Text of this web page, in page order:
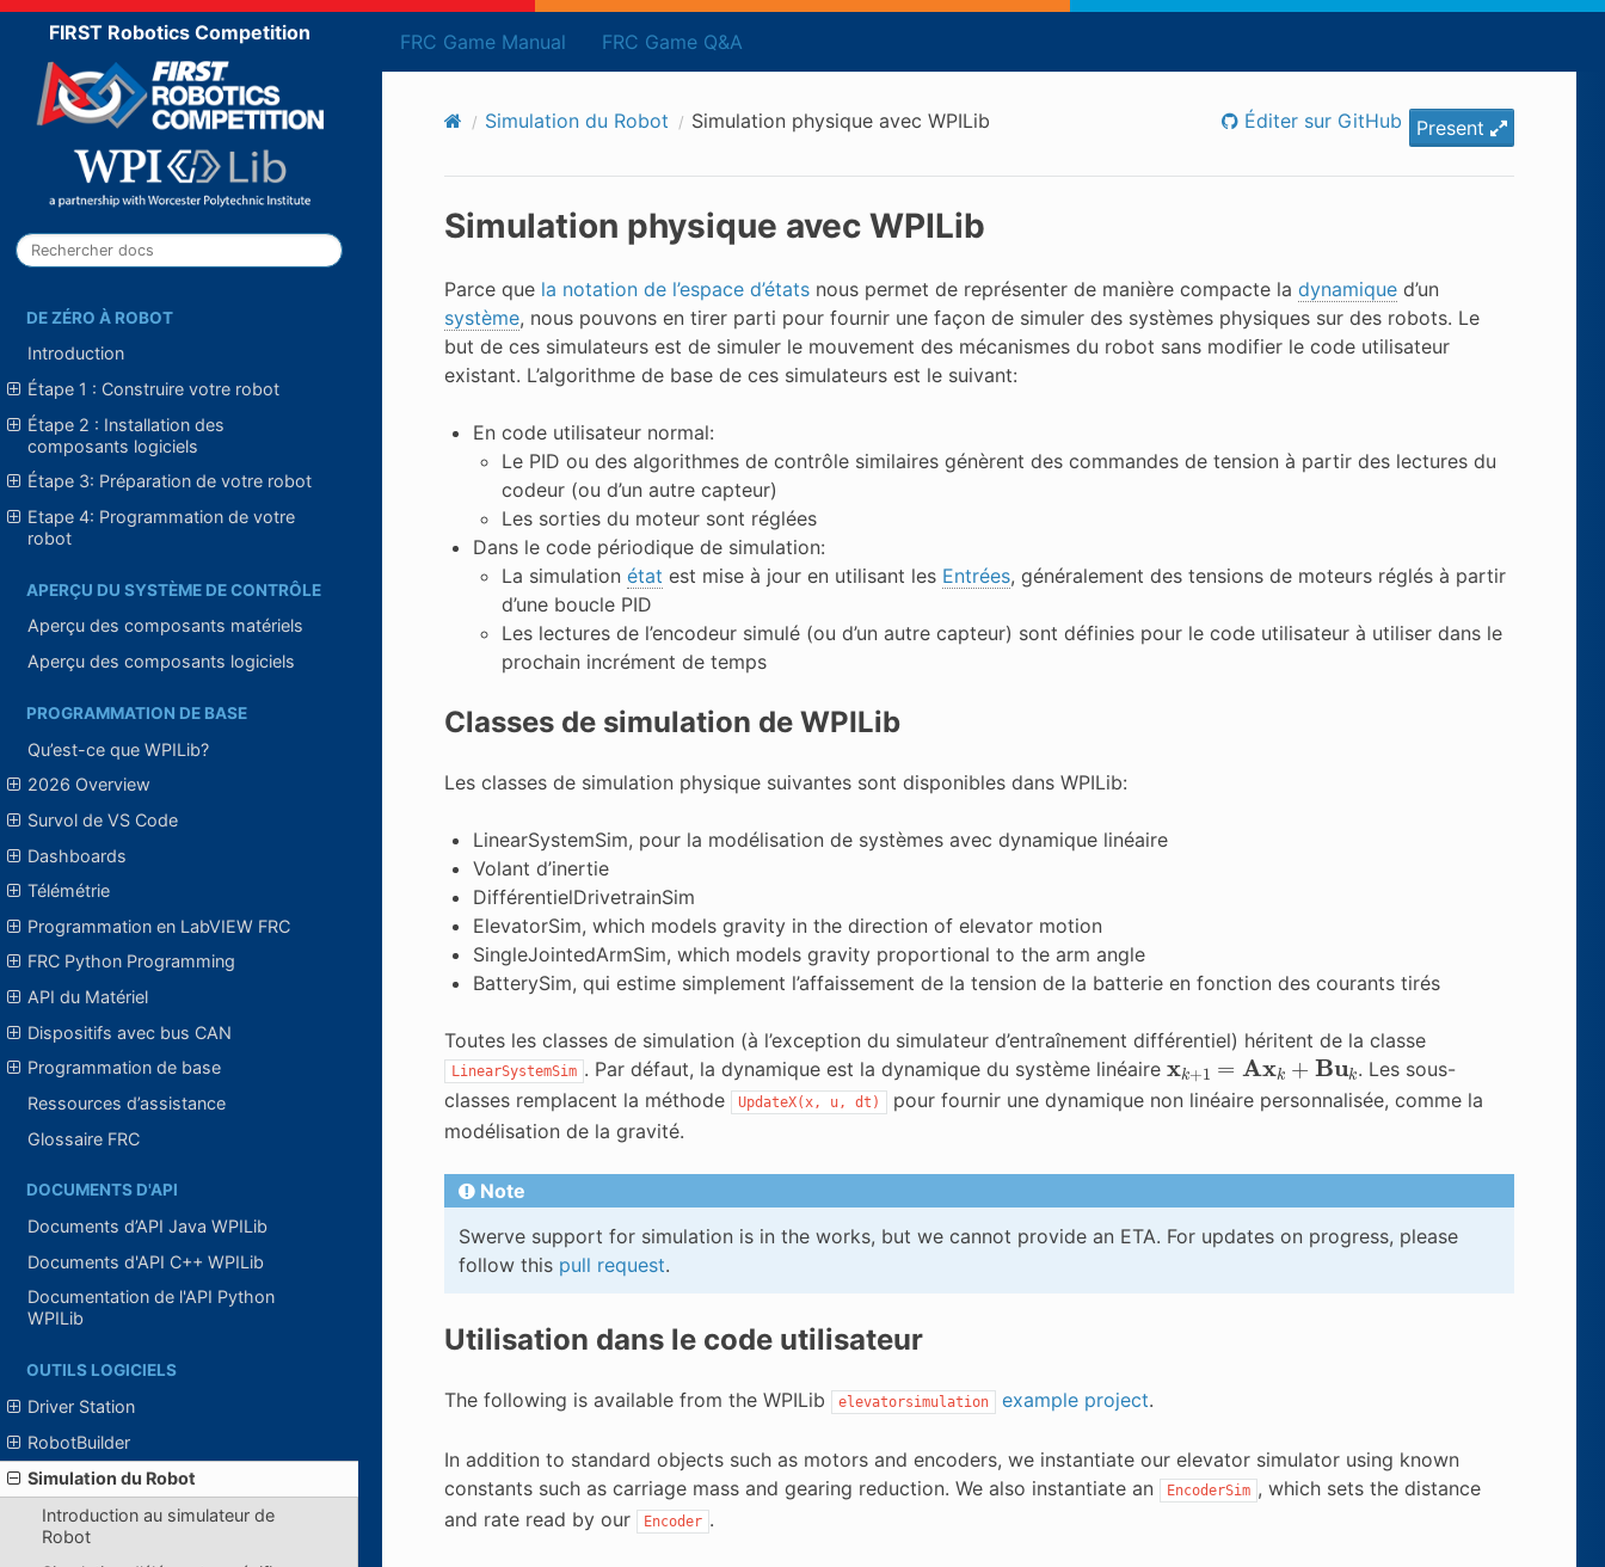
FRC Game Manual FRC Game Q&A
FIRST Robotics Competition
DE ZÉRO À ROBOT
Introduction
Étape 1 : Construire votre robot
Étape 2 : Installation des
composants logiciels
Étape 3: Préparation de votre robot
Etape 4: Programmation de votre
robot
APERÇU DU SYSTÈME DE CONTRÔLE
Aperçu des composants matériels
Aperçu des composants logiciels
PROGRAMMATION DE BASE
Qu’est-ce que WPILib?
2026 Overview
Survol de VS Code
Dashboards
Télémétrie
Programmation en LabVIEW FRC
FRC Python Programming
API du Matériel
Dispositifs avec bus CAN
Programmation de base
Ressources d’assistance
Glossaire FRC
DOCUMENTS D'API
Documents d’API Java WPILib
Documents d'API C++ WPILib
Documentation de l'API Python
WPILib
OUTILS LOGICIELS
Driver Station
RobotBuilder
Simulation du Robot
Introduction au simulateur de
Robot
Simulation du Robot Simulation physique avec WPILib Present
Éditer sur GitHub
Simulation physique avec WPILib
Parce que la notation de l’espace d’étatsnous permet de représenter de manière compacte la dynamiqued’un
système, nous pouvons en tirer parti pour fournir une façon de simuler des systèmes physiques sur des robots. Le
but de ces simulateurs est de simuler le mouvement des mécanismes du robot sans modifier le code utilisateur
existant. L’algorithme de base de ces simulateurs est le suivant:
En code utilisateur normal:
Le PID ou des algorithmes de contrôle similaires génèrent des commandes de tension à partir des lectures du
codeur (ou d’un autre capteur)
Les sorties du moteur sont réglées
Dans le code périodique de simulation:
La simulation état est mise à jour en utilisant les Entrées, généralement des tensions de moteurs réglés à partir
d’une boucle PID
Les lectures de l’encodeur simulé (ou d’un autre capteur) sont définies pour le code utilisateur à utiliser dans le
prochain incrément de temps
Classes de simulation de WPILib
Les classes de simulation physique suivantes sont disponibles dans WPILib:
LinearSystemSim, pour la modélisation de systèmes avec dynamique linéaire
Volant d’inertie
DifférentielDrivetrainSim
ElevatorSim, which models gravity in the direction of elevator motion
SingleJointedArmSim, which models gravity proportional to the arm angle
BatterySim, qui estime simplement l’affaissement de la tension de la batterie en fonction des courants tirés
Toutes les classes de simulation (à l’exception du simulateur d’entraînement différentiel) héritent de la classe
LinearSystemSim . Par défaut, la dynamique est la dynamique du système linéaire xk+1=Axk+Buk
. Les sous-
classes remplacent la méthode
UpdateX(x, u, dt)
pour fournir une dynamique non linéaire personnalisée, comme la
modélisation de la gravité.
Note
Swerve support for simulation is in the works, but we cannot provide an ETA. For updates on progress, please
follow this pull request.
Utilisation dans le code utilisateur
The following is available from the WPILib elevatorsimulation example project.
In addition to standard objects such as motors and encoders, we instantiate our elevator simulator using known
constants such as carriage mass and gearing reduction. We also instantiate an
EncoderSim , which sets the distance
and rate read by our
Encoder .